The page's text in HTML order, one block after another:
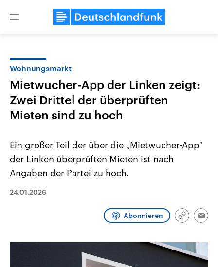
Close
Landtagswahl Sachsen-Anhalt
2026
Sachsen-Anhalt wählt am 6.
Bundesland von einer Koalition aus
und Kandidaten der anstehenden
den mächtigsten Ländern
mit großem Einfluss auf
aktuelle Weltgeschehen.
Podcasts
Wohnungsmarkt
Mietwucher-App der Linken zeigt:
Zwei Drittel der überprüften
Mieten sind zu hoch
Ein großer Teil der über die „Mietwucher-App“
der Linken überprüften Mieten ist nach
Angaben der Partei zu hoch.
24.01.2026
Abonnieren
Link